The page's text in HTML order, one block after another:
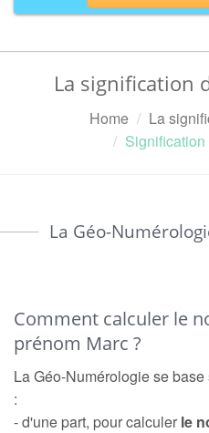
La signification
Home
La
La Géo-
Comment calculer le
prénom Marc ?
La Géo-Numérologie se
:
- d'une part, pour calculer le